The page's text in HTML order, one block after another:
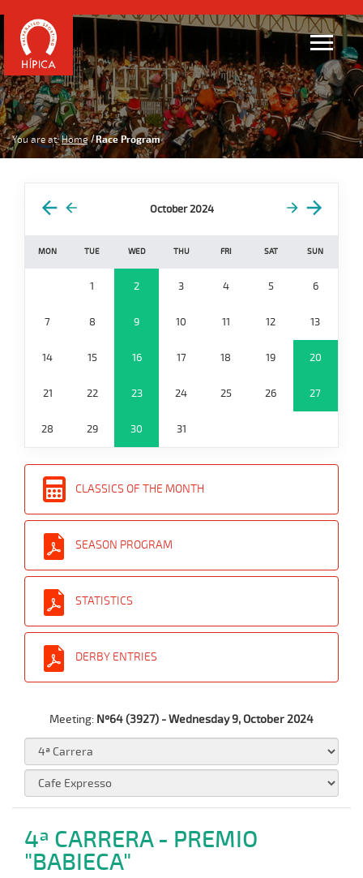
You are at: Home Race Program
October 2024
MON TUE WED THU FRI SAT SUN
1 2 3 4 5 6
7 8 9 10 11 12 13
14 15 16 17 18 19 20
21 22 23 24 25 26 27
28 29 30 31
CLASSICS OF THE MONTH
SEASON PROGRAM
STATISTICS
DERBY ENTRIES
Meeting: Nº64 (3927) - Wednesday 9, October 2024
4ª CARRERA - PREMIO
"BABIECA"